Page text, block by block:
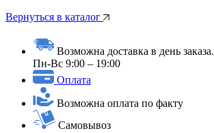
Вернуться в каталог
Возможна доставка в день заказа.
Пн-Вс 9:00 – 19:00
Оплата
Возможна оплата по факту
Самовывоз